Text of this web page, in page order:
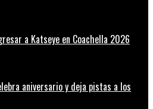
a Katseye en Coachella 2026
aniversario y deja pistas a los